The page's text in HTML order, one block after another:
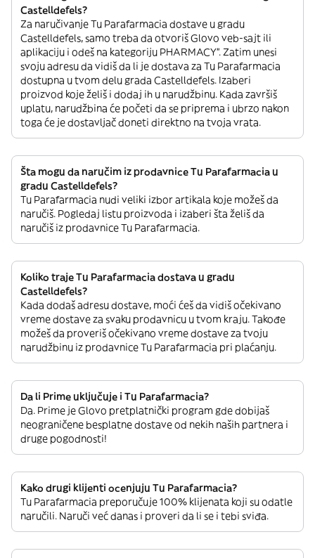
Castelldefels?
Za naručivanje Tu Parafarmacia dostave u gradu
Castelldefels, samo treba da otvoriš Glovo veb-sajt ili
aplikaciju i odeš na kategoriju PHARMACY”. Zatim unesi
svoju adresu da vidiš da li je dostava za Tu Parafarmacia
dostupna u tvom delu grada Castelldefels. Izaberi
proizvod koje želiš i dodaj ih u narudžbinu. Kada završiš
uplatu, narudžbina će početi da se priprema i ubrzo nakon
toga će je dostavljač doneti direktno na tvoja vrata.
Šta mogu da naručim iz prodavnice Tu Parafarmacia u
gradu Castelldefels?
Tu Parafarmacia nudi veliki izbor artikala koje možeš da
naručiš. Pogledaj listu proizvoda i izaberi šta želiš da
naručiš iz prodavnice Tu Parafarmacia.
Koliko traje Tu Parafarmacia dostava u gradu
Castelldefels?
Kada dodaš adresu dostave, moći ćeš da vidiš očekivano
vreme dostave za svaku prodavnicu u tvom kraju. Takođe
možeš da proveriš očekivano vreme dostave za tvoju
narudžbinu iz prodavnice Tu Parafarmacia pri plaćanju.
Da li Prime uključuje i Tu Parafarmacia?
Da. Prime je Glovo pretplatnički program gde dobijaš
neograničene besplatne dostave od nekih naših partnera i
druge pogodnosti!
Kako drugi klijenti ocenjuju Tu Parafarmacia?
Tu Parafarmacia preporučuje 100% klijenata koji su odatle
naručili. Naruči već danas i proveri da li se i tebi sviđa.